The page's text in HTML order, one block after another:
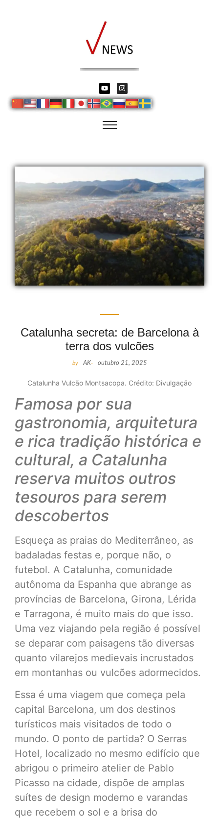
Catalunha secreta: de Barcelona à
terra dos vulcões
by AK- outubro 21, 2025
Catalunha Vulcão Montsacopa. Crédito: Divulgação
Famosa por sua
gastronomia, arquitetura
e rica tradição histórica e
cultural, a Catalunha
reserva muitos outros
tesouros para serem
descobertos
Esqueça as praias do Mediterrâneo, as
badaladas festas e, porque não, o
futebol. A Catalunha, comunidade
autônoma da Espanha que abrange as
províncias de Barcelona, Girona, Lérida
e Tarragona, é muito mais do que isso.
Uma vez viajando pela região é possível
se deparar com paisagens tão diversas
quanto vilarejos medievais incrustados
em montanhas ou vulcões adormecidos.
Essa é uma viagem que começa pela
capital Barcelona, um dos destinos
turísticos mais visitados de todo o
mundo. O ponto de partida? O Serras
Hotel, localizado no mesmo edifício que
abrigou o primeiro atelier de Pablo
Picasso na cidade, dispõe de amplas
suítes de design moderno e varandas
que recebem o sol e a brisa do